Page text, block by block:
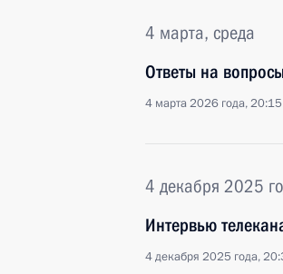
4 марта, среда
Ответы на
4 марта 2026 года, 20:15
4 декабря 2025
Интервью
4 декабря 2025 года,